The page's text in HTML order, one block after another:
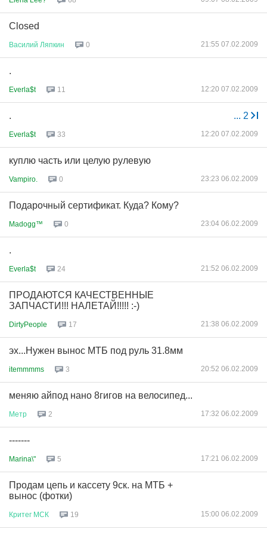
Closed
Василий Ляпкин 0 21:55 07.02.2009
.
Everla$t 11 12:20 07.02.2009
... 2
.
Everla$t 33 12:20 07.02.2009
куплю часть или целую рулевую
Vampiro. 0 23:23 06.02.2009
Подарочный сертификат. Куда? Кому?
Madogg™ 0 23:04 06.02.2009
.
Everla$t 24 21:52 06.02.2009
ПРОДАЮТСЯ КАЧЕСТВЕННЫЕ
ЗАПЧАСТИ!!! НАЛЕТАЙ!!!!! :-)
DirtyPeople 17 21:38 06.02.2009
эх...Нужен вынос МТБ под руль 31.8мм
itemmmms 3 20:52 06.02.2009
меняю айпод нано 8гигов на велосипед...
Метр 2 17:32 06.02.2009
-------
Marina\" 5 17:21 06.02.2009
Продам цепь и кассету 9ск. на МТБ +
вынос (фотки)
Критег МСК 19 15:00 06.02.2009